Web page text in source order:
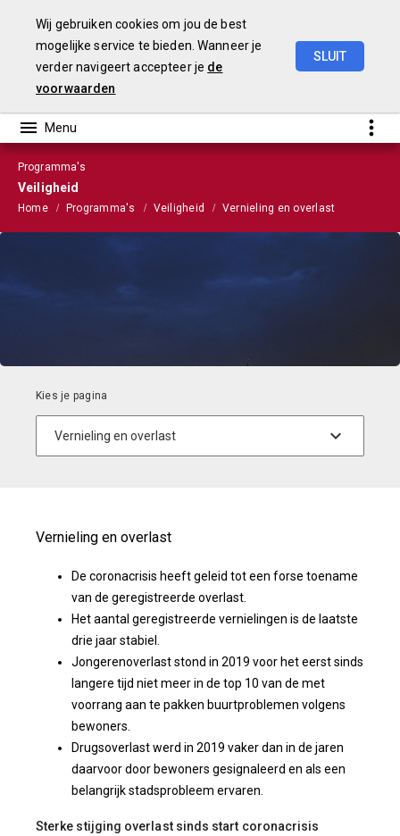
Wij gebruiken cookies om jou de best
mogelijke service te bieden. Wanneer je
verder navigeert accepteer je de
voorwaarden
SLUIT
Programma's
Veiligheid
Home Programma's Veiligheid Vernieling en overlast
Vernieling en overlast
De coronacrisis heeft geleid tot een forse toename
van de geregistreerde overlast.
Het aantal geregistreerde vernielingen is de laatste
drie jaar stabiel.
Jongerenoverlast stond in 2019 voor het eerst sinds
langere tijd niet meer in de top 10 van de met
voorrang aan te pakken buurtproblemen volgens
bewoners.
Drugsoverlast werd in 2019 vaker dan in de jaren
daarvoor door bewoners gesignaleerd en als een
belangrijk stadsprobleem ervaren.
Sterke stijging overlast sinds start coronacrisis